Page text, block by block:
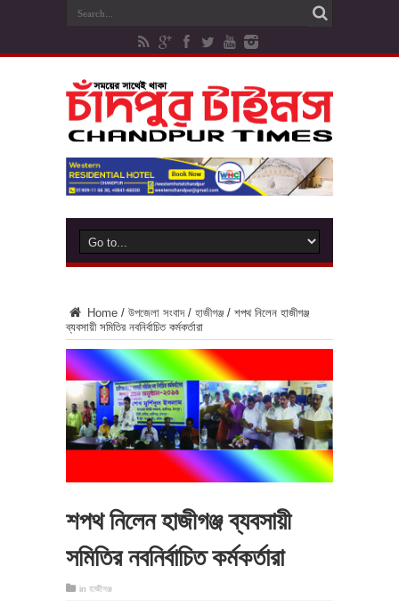
Home / উপজেলা সংবাদ / হাজীগঞ্জ / শপথ নিলেন হাজীগঞ্জ
ব্যবসায়ী সমিতির নবনির্বাচিত কর্মকর্তারা
শপথ নিলেন হাজীগঞ্জ ব্যবসায়ী
সমিতির নবনির্বাচিত কর্মকর্তারা
in হাজীগঞ্জ